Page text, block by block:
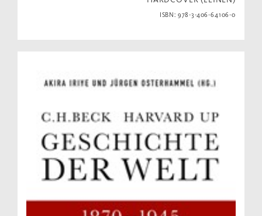
ISBN: 978-3-406-64106-0